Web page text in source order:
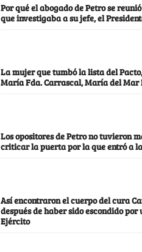
Por qué el abogado de Petro se
que investigaba a su jefe, el
La mujer que tumbó la lista del
María Fda. Carrascal, María del Mar
Los opositores de Petro no tuvieron
criticar la puerta por la que entró a
Así encontraron el cuerpo del cura
después de haber sido escondido
Ejército